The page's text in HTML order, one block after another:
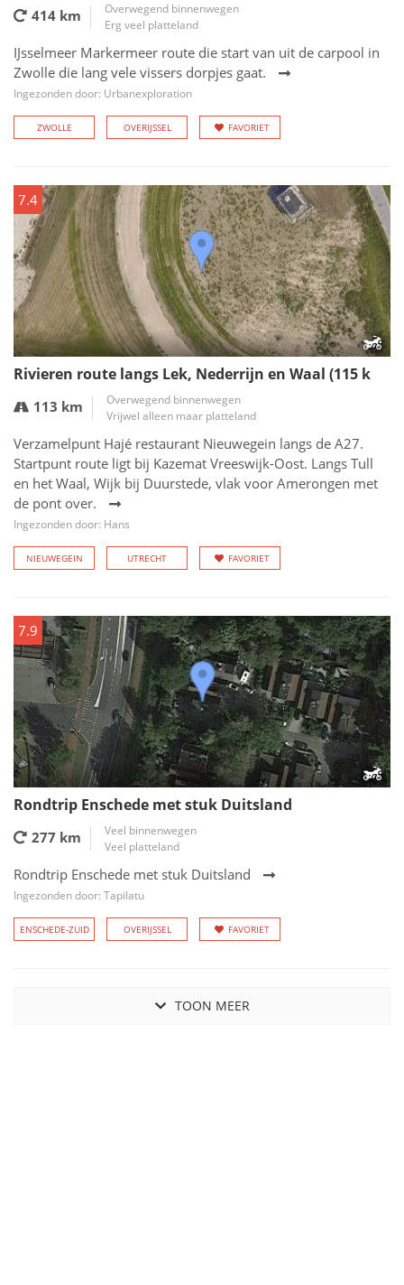
414 km
Overwegend binnenwegen
Erg veel platteland
IJsselmeer Markermeer route die start van uit de carpool in
Zwolle die lang vele vissers dorpjes gaat.
Ingezonden door: Urbanexploration
ZWOLLE OVERIJSSEL FAVORIET
7.4
Rivieren route langs Lek, Nederrijn en Waal (115 k
113 km
Overwegend binnenwegen
Vrijwel alleen maar platteland
Verzamelpunt Hajé restaurant Nieuwegein langs de A27.
Startpunt route ligt bij Kazemat Vreeswijk-Oost. Langs Tull
en het Waal, Wijk bij Duurstede, vlak voor Amerongen met
de pont over.
Ingezonden door: Hans
NIEUWEGEIN UTRECHT FAVORIET
7.9
Rondtrip Enschede met stuk Duitsland
277 km
Veel binnenwegen
Veel platteland
Rondtrip Enschede met stuk Duitsland
Ingezonden door: Tapilatu
ENSCHEDE-ZUID OVERIJSSEL FAVORIET
TOON MEER